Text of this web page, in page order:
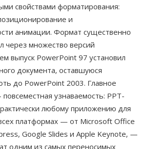
свойствами форматирования:
и
анимации. Формат существенно
через множество версий
выпуск PowerPoint 97 установил
документа, оставшуюся
до PowerPoint 2003. Главное
узнаваемость: PPT-
любому приложению для
платформах — от Microsoft Office
Google Slides и Apple Keynote, —
одним из самых переносимых